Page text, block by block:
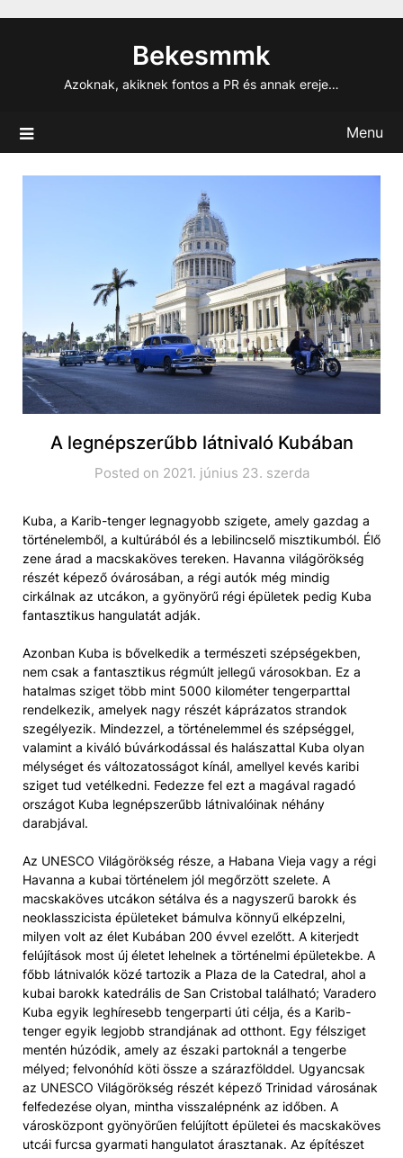
Bekesmmk
Azoknak, akiknek fontos a PR és annak ereje…
Menu
A legnépszerűbb látnivaló Kubában
Posted on 2021. június 23. szerda
Kuba, a Karib-tenger legnagyobb szigete, amely gazdag a
történelemből, a kultúrából és a lebilincselő misztikumból. Élő
zene árad a macskaköves tereken. Havanna világörökség
részét képező óvárosában, a régi autók még mindig
cirkálnak az utcákon, a gyönyörű régi épületek pedig Kuba
fantasztikus hangulatát adják.
Azonban Kuba is bővelkedik a természeti szépségekben,
nem csak a fantasztikus régmúlt jellegű városokban. Ez a
hatalmas sziget több mint 5000 kilométer tengerparttal
rendelkezik, amelyek nagy részét káprázatos strandok
szegélyezik. Mindezzel, a történelemmel és szépséggel,
valamint a kiváló búvárkodással és halászattal Kuba olyan
mélységet és változatosságot kínál, amellyel kevés karibi
sziget tud vetélkedni. Fedezze fel ezt a magával ragadó
országot Kuba legnépszerűbb látnivalóinak néhány
darabjával.
Az UNESCO Világörökség része, a Habana Vieja vagy a régi
Havanna a kubai történelem jól megőrzött szelete. A
macskaköves utcákon sétálva és a nagyszerű barokk és
neoklasszicista épületeket bámulva könnyű elképzelni,
milyen volt az élet Kubában 200 évvel ezelőtt. A kiterjedt
felújítások most új életet lehelnek a történelmi épületekbe. A
főbb látnivalók közé tartozik a Plaza de la Catedral, ahol a
kubai barokk katedrális de San Cristobal található; Varadero
Kuba egyik leghíresebb tengerparti úti célja, és a Karib-
tenger egyik legjobb strandjának ad otthont. Egy félsziget
mentén húzódik, amely az északi partoknál a tengerbe
mélyed; felvonóhíd köti össze a szárazfölddel. Ugyancsak
az UNESCO Világörökség részét képező Trinidad városának
felfedezése olyan, mintha visszalépnénk az időben. A
városközpont gyönyörűen felújított épületei és macskaköves
utcái furcsa gyarmati hangulatot árasztanak. Az építészet